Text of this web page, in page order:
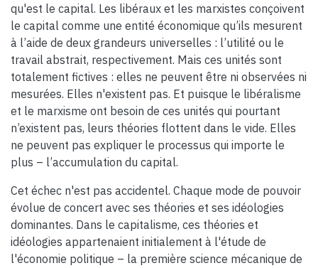
qu'est le capital. Les libéraux et les marxistes conçoivent
le capital comme une entité économique qu’ils mesurent
à l’aide de deux grandeurs universelles : l’utilité ou le
travail abstrait, respectivement. Mais ces unités sont
totalement fictives : elles ne peuvent être ni observées ni
mesurées. Elles n'existent pas. Et puisque le libéralisme
et le marxisme ont besoin de ces unités qui pourtant
n’existent pas, leurs théories flottent dans le vide. Elles
ne peuvent pas expliquer le processus qui importe le
plus – l’accumulation du capital.
Cet échec n'est pas accidentel. Chaque mode de pouvoir
évolue de concert avec ses théories et ses idéologies
dominantes. Dans le capitalisme, ces théories et
idéologies appartenaient initialement à l'étude de
l'économie politique – la première science mécanique de